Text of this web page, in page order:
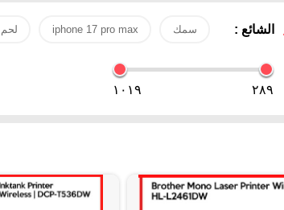
الشائع : سمك iphone 17 pro max لحم
٢٨٩ ١٠١٩